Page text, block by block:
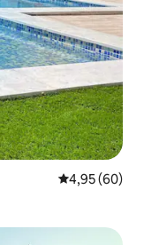
Gemiddelde
4,95 (60)